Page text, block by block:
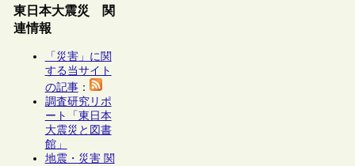
東日本大震災 関
連情報
「災害」に関
する当サイト
の記事：
調査研究リポ
ート「東日本
大震災と図書
館」
地震・災害 関